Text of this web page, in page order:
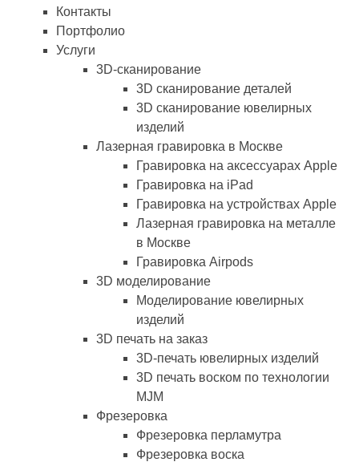
Контакты
Портфолио
Услуги
3D-сканирование
3D сканирование деталей
3D сканирование ювелирных
изделий
Лазерная гравировка в Москве
Гравировка на аксессуарах Apple
Гравировка на iPad
Гравировка на устройствах Apple
Лазерная гравировка на металле
в Москве
Гравировка Airpods
3D моделирование
Моделирование ювелирных
изделий
3D печать на заказ
3D-печать ювелирных изделий
3D печать воском по технологии
MJM
Фрезеровка
Фрезеровка перламутра
Фрезеровка воска